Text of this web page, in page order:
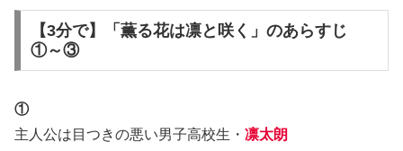
【3分で】「薫る花は凛と咲く」のあらすじ
①～③
①
主人公は目つきの悪い男子高校生・ 凛太朗